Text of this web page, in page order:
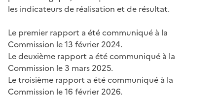
les indicateurs de réalisation et de résultat.
Le premier rapport a été communiqué à la
Commission le 13 février 2024.
Le deuxième rapport a été communiqué à la
Commission le 3 mars 2025.
Le troisième rapport a été communiqué à la
Commission le 16 février 2026.